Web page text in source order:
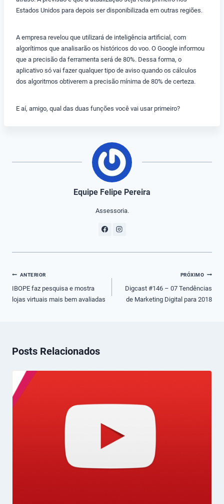
Estados Unidos para depois ser disponibilizada em outras regiões.
A empresa revelou que utilizará de inteligência artificial, com
algorítimos que analisarão os históricos do voo. O Google informou
que a precisão da ferramenta será de 80%. Dessa forma, o
aplicativo só vai fazer qualquer tipo de aviso quando os cálculos
dos algoritmos obtiverem a precisão mínima de 80% de certeza.
E aí, amigo, qual das duas funções você vai usar primeiro?
Equipe Felipe Pereira
Assessoria.
Navegação
de
Post
ANTERIOR
IBOPE faz pesquisa e mostra
lojas virtuais mais bem avaliadas
PRÓXIMO
Digcast #146 – 07 Tendências
de Marketing Digital para 2018
Posts Relacionados